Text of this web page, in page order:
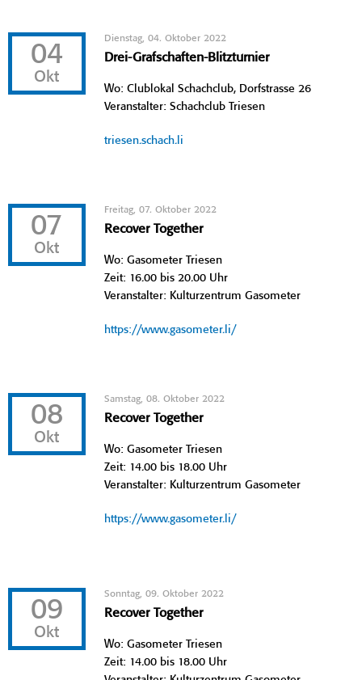
04
Okt
Dienstag, 04. Oktober 2022
Drei-Grafschaften-Blitzturnier
Wo: Clublokal Schachclub, Dorfstrasse 26
Veranstalter: Schachclub Triesen
triesen.schach.li
07
Okt
Freitag, 07. Oktober 2022
Recover Together
Wo: Gasometer Triesen
Zeit: 16.00 bis 20.00 Uhr
Veranstalter: Kulturzentrum Gasometer
https://www.gasometer.li/
08
Okt
Samstag, 08. Oktober 2022
Recover Together
Wo: Gasometer Triesen
Zeit: 14.00 bis 18.00 Uhr
Veranstalter: Kulturzentrum Gasometer
https://www.gasometer.li/
09
Okt
Sonntag, 09. Oktober 2022
Recover Together
Wo: Gasometer Triesen
Zeit: 14.00 bis 18.00 Uhr